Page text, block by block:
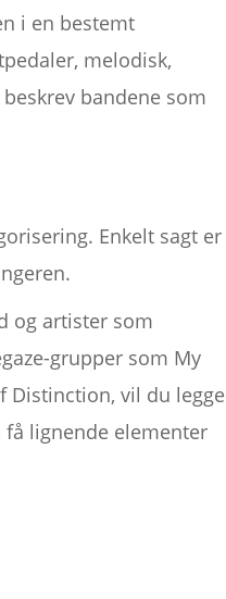
i en bestemt
melodisk,
bandene som
Enkelt sagt er
og artister som
grupper som My
Distinction, vil du legge
lignende elementer